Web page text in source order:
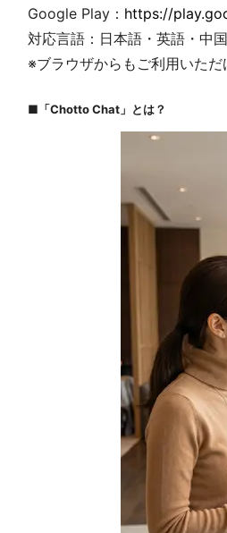
Google Play： https://
対応言語：日本語・英語・中
※ブラウザからもご利用いただ
■ 「Chotto Chat」とは？